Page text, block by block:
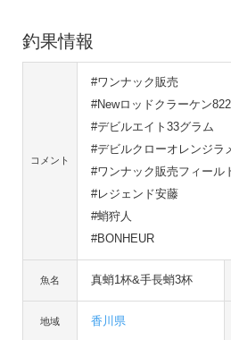
釣果情報
コメント
#ワンナック販売
#Newロッドクラーケン
#デビルエイト33グラム
#デビルクローオレンジラ
#ワンナック販売フィール
#レジェンド安藤
#蛸狩人
#BONHEUR
魚名 真蛸1杯&手長蛸3杯
地域 香川県